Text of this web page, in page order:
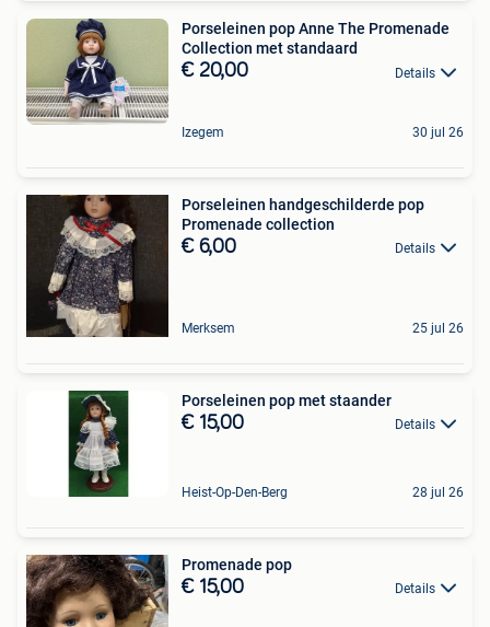
Porseleinen pop Anne The Promenade
Collection met standaard
€ 20,00 Details
Izegem 30 jul 26
Porseleinen handgeschilderde pop
Promenade collection
€ 6,00 Details
Merksem 25 jul 26
Porseleinen pop met staander
€ 15,00 Details
Heist-Op-Den-Berg 28 jul 26
Promenade pop
€ 15,00 Details